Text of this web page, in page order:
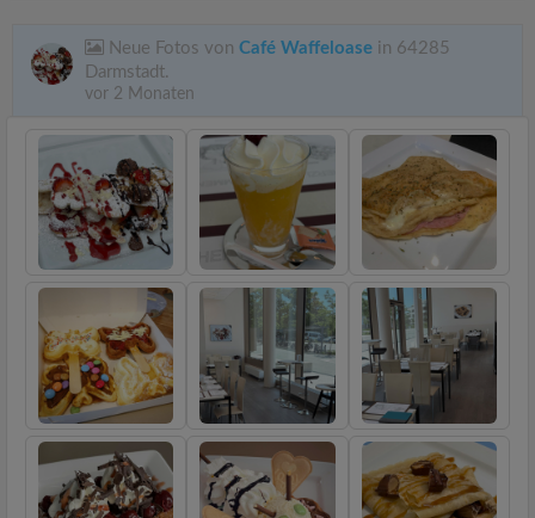
Neue Fotos von Café Waffeloase in 64285
Darmstadt.
vor 2 Monaten